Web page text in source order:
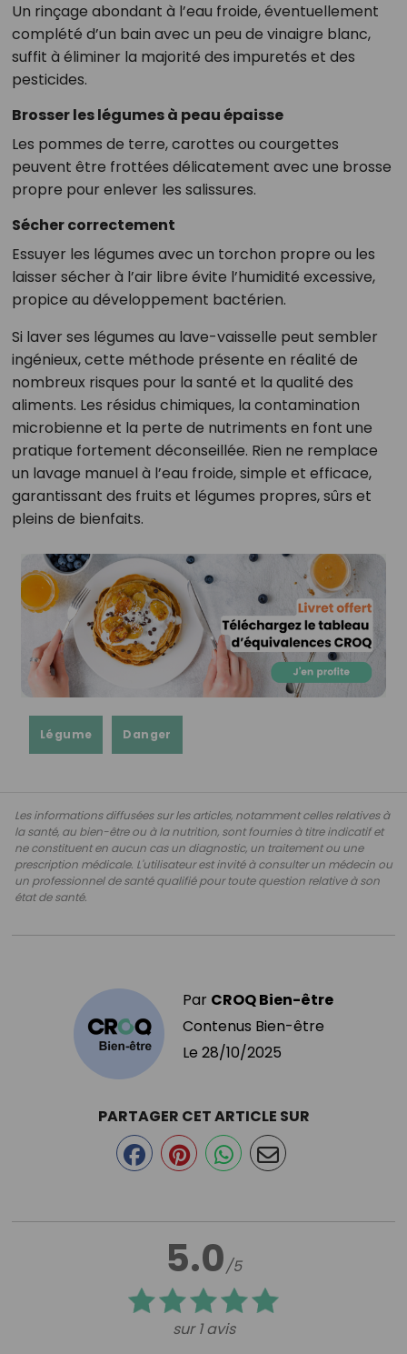
Un rinçage abondant à l’eau froide, éventuellement
complété d’un bain avec un peu de vinaigre blanc,
suffit à éliminer la majorité des impuretés et des
pesticides.
Brosser les légumes à peau épaisse
Les pommes de terre, carottes ou courgettes
peuvent être frottées délicatement avec une brosse
propre pour enlever les salissures.
Sécher correctement
Essuyer les légumes avec un torchon propre ou les
laisser sécher à l’air libre évite l’humidité excessive,
propice au développement bactérien.
Si laver ses légumes au lave-vaisselle peut sembler
ingénieux, cette méthode présente en réalité de
nombreux risques pour la santé et la qualité des
aliments. Les résidus chimiques, la contamination
microbienne et la perte de nutriments en font une
pratique fortement déconseillée. Rien ne remplace
un lavage manuel à l’eau froide, simple et efficace,
garantissant des fruits et légumes propres, sûrs et
pleins de bienfaits.
Légume Danger
Les informations diffusées sur les articles, notamment celles relatives à
la santé, au bien-être ou à la nutrition, sont fournies à titre indicatif et
ne constituent en aucun cas un diagnostic, un traitement ou une
prescription médicale. L'utilisateur est invité à consulter un médecin ou
un professionnel de santé qualifié pour toute question relative à son
état de santé.
Par CROQ Bien-être
Contenus Bien-être
Le 28/10/2025
5.0/5
sur 1 avis
PARTAGER CET ARTICLE SUR